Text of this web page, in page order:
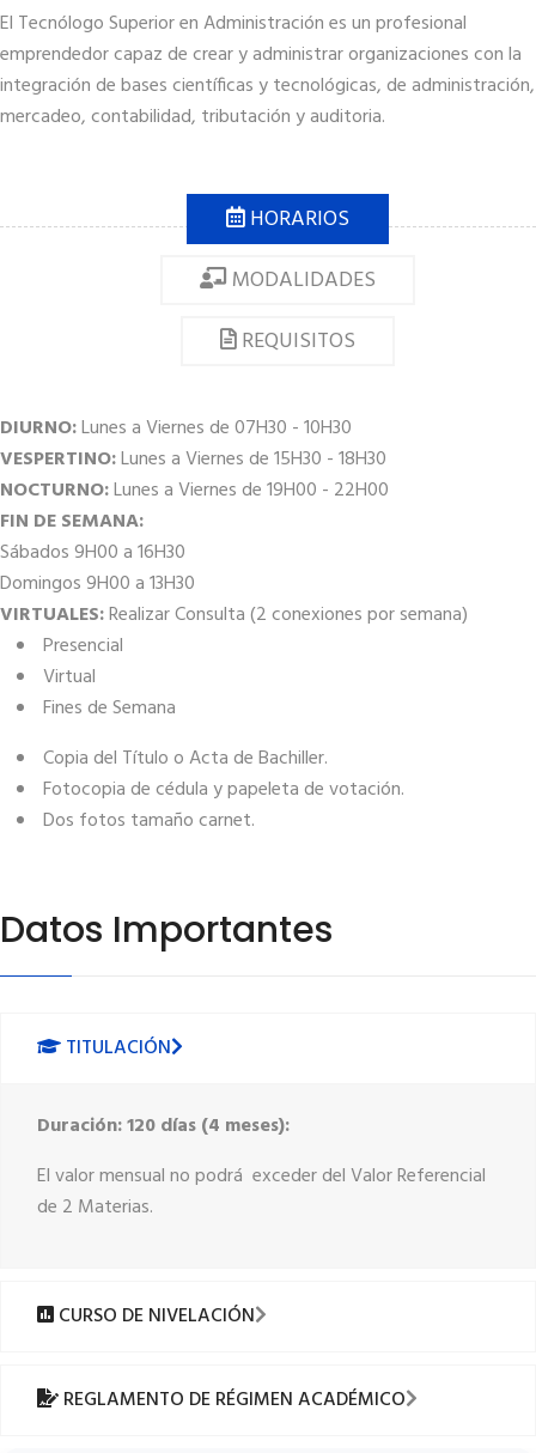
El Tecnólogo Superior en Administración es un profesional
emprendedor capaz de crear y administrar organizaciones con la
integración de bases científicas y tecnológicas, de administración,
mercadeo, contabilidad, tributación y auditoria.
HORARIOS
MODALIDADES
REQUISITOS
DIURNO:Lunes a Viernes de 07H30 - 10H30
VESPERTINO:Lunes a Viernes de 15H30 - 18H30
NOCTURNO:Lunes a Viernes de 19H00 - 22H00
FIN DE SEMANA:
Sábados 9H00 a 16H30
Domingos 9H00 a 13H30
VIRTUALES:Realizar Consulta (2 conexiones por semana)
Presencial
Virtual
Fines de Semana
Copia del Título o Acta de Bachiller.
Fotocopia de cédula y papeleta de votación.
Dos fotos tamaño carnet.
Datos Importantes
TITULACIÓN
Duración: 120 días (4 meses):
El valor mensual no podrá exceder del Valor Referencial
de 2 Materias.
CURSO DE NIVELACIÓN
REGLAMENTO DE RÉGIMEN ACADÉMICO